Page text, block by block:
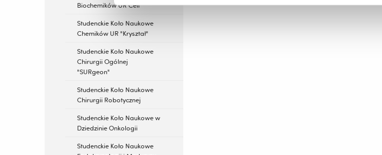
Biochemików UR Cell
Studenckie Koło Naukowe
Chemików UR "Kryształ"
Studenckie Koło Naukowe
Chirurgii Ogólnej
"SURgeon"
Studenckie Koło Naukowe
Chirurgii Robotycznej
Studenckie Koło Naukowe w
Dziedzinie Onkologii
Studenckie Koło Naukowe